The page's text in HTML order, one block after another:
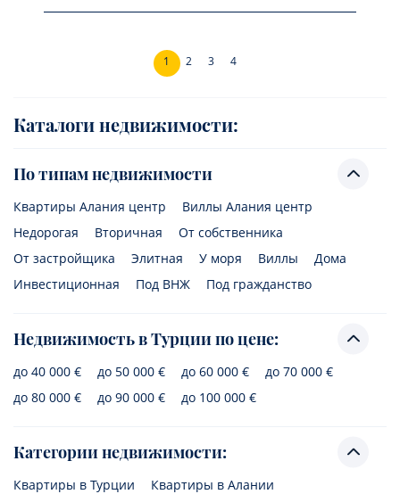
1 2 3 4
Каталоги недвижимости:
По типам недвижимости
Квартиры Алания центр
Виллы Алания центр
Недорогая
Вторичная
От собственника
От застройщика
Элитная У моря Виллы
Дома
Инвестиционная
Под ВНЖ Под гражданство
Недвижимость в Турции по цене:
до 40 000 € до 50 000 € до 60 000 €
до 70 000 €
до 80 000 €
до 90 000 € до 100 000 €
Категории недвижимости:
Квартиры в Турции
Квартиры в Алании